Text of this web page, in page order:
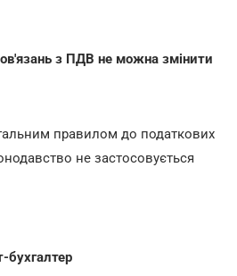
з ПДВ не можна змінити
правилом до податкових
не застосовується
бухгалтер